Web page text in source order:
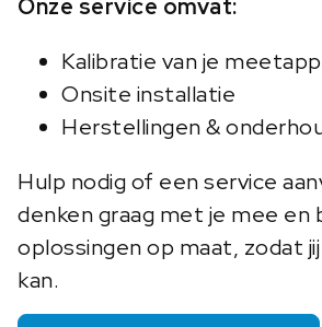
Onze service omvat:
Kalibratie van je
Onsite installatie
Herstellingen &
Hulp nodig of een service
denken graag met je mee en
oplossingen op maat, zodat
kan.